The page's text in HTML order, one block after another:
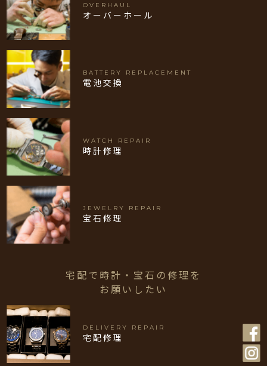
OVERHAUL
オーバーホール
BATTERY REPLACEMENT
電池交換
WATCH REPAIR
時計修理
JEWELRY REPAIR
宝石修理
宅配で時計・宝石の修理を
お願いしたい
DELIVERY REPAIR
宅配修理